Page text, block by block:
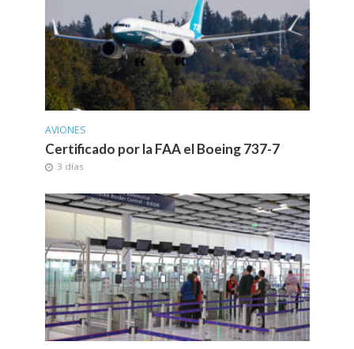
AVIONES
Certificado por la FAA el Boeing 737-7
3 días